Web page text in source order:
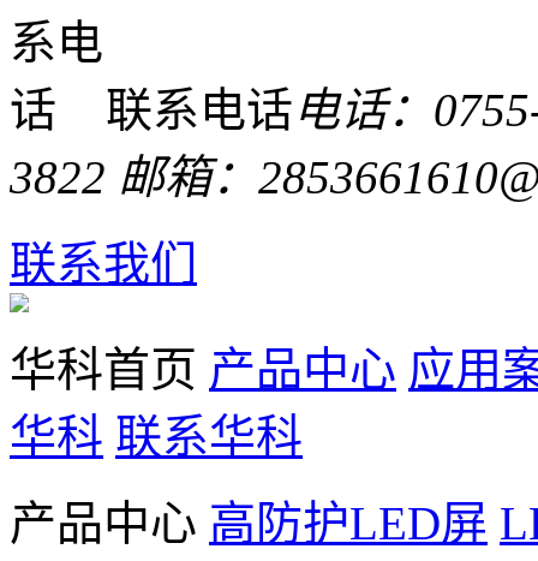
联系电话电话：
3822 邮箱：
联系我们
华科首页 产品中心 应用
华科 联系华科
产品中心 高防护LED屏